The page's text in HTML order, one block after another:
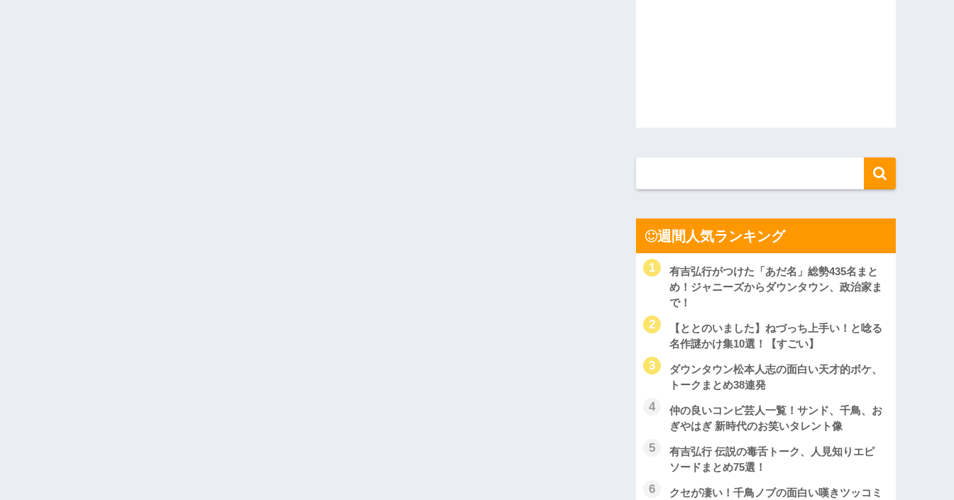
週間人気ランキング
有吉弘行がつけた「あだ名」総勢435名まと
め！ジャニーズからダウンタウン、政治家ま
で！
【ととのいました】ねづっち上手い！と唸る
名作謎かけ集10選！【すごい】
ダウンタウン松本人志の面白い天才的ボケ、
トークまとめ38連発
仲の良いコンビ芸人一覧！サンド、千鳥、お
ぎやはぎ 新時代のお笑いタレント像
有吉弘行 伝説の毒舌トーク、人見知りエピ
ソードまとめ75選！
クセが凄い！千鳥ノブの面白い嘆きツッコミ